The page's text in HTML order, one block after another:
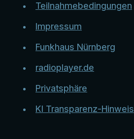
Teilnahmebedingungen
Impressum
Funkhaus Nürnberg
radioplayer.de
Privatsphäre
KI Transparenz-Hinweis